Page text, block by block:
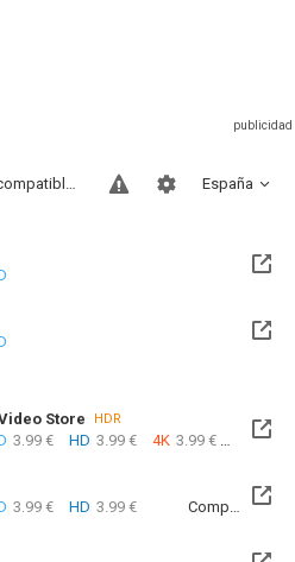
España
Sitios compatibles
Lun, 10 Ago 2026 (Quedan 4 días)
Lun, 10 Ago 2026 (Quedan 4 días)
Store HDR
3.99 € HD 3.99 € 4K 3.99 €
3.99 € HD 3.99 € Compra: SD